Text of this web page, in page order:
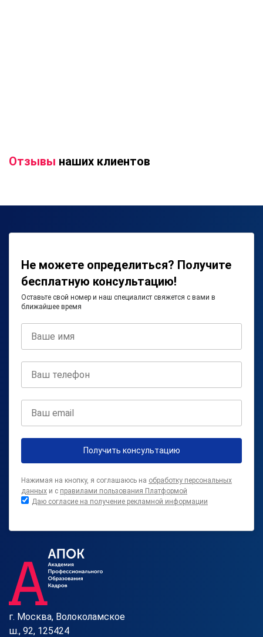
Отзывы наших клиентов
Не можете определиться? Получите
бесплатную консультацию!
Оставьте свой номер и наш специалист свяжется с вами в
ближайшее время
Получить консультацию
Нажимая на кнопку, я соглашаюсь на обработку персональных
данных и с правилами пользования Платформой
Даю согласие на получение рекламной информации
г. Москва, Волоколамское
ш., 92, 125424